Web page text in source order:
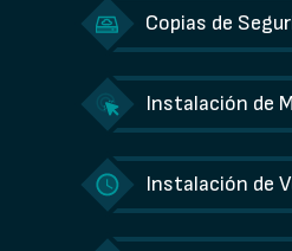
Copias de
Instalación de
Instalación de